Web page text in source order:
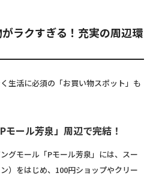
ラクすぎる！充実の周辺環
生活に必須の「お買い物スポット」も
モール芳泉」周辺で完結！
グモール「Pモール芳泉」には、スー
）をはじめ、100円ショップやクリー